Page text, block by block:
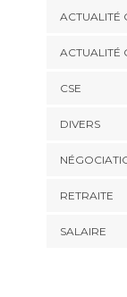
ACTUALITÉ
ACTUALITÉ
CSE
DIVERS
RETRAITE
SALAIRE